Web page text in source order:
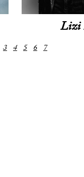
Lizi
3 4 5 6 7